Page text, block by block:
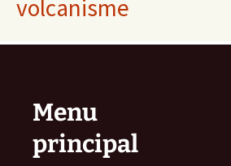
volcanisme
Menu
principal